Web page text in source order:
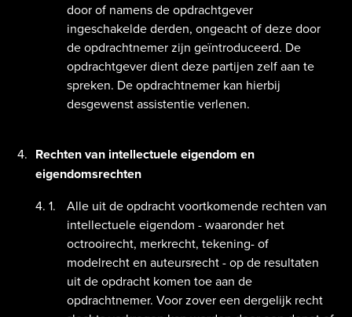
door of namens de opdrachtgever
ingeschakelde derden, ongeacht of deze door
de opdrachtnemer zijn geïntroduceerd. De
opdrachtgever dient deze partijen zelf aan te
spreken. De opdrachtnemer kan hierbij
desgewenst assistentie verlenen.
Rechten van intellectuele eigendom en
eigendomsrechten
Alle uit de opdracht voortkomende rechten van
intellectuele eigendom - waaronder het
octrooirecht, merkrecht, tekening- of
modelrecht en auteursrecht - op de resultaten
uit de opdracht komen toe aan de
opdrachtnemer. Voor zover een dergelijk recht